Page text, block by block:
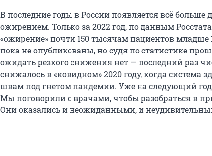
В последние годы в России появляется всё больше
ожирением. Только за 2022 год, по данным
«ожирение» почти 150 тысячам пациентов младше
пока не опубликованы, но судя по статистике
ожидать резкого снижения нет — последний раз
снижалось в «ковидном» 2020 году, когда система
швам под гнетом пандемии. Уже на следующий год
Мы поговорили с врачами, чтобы разобраться в
Они оказались и неожиданными, и